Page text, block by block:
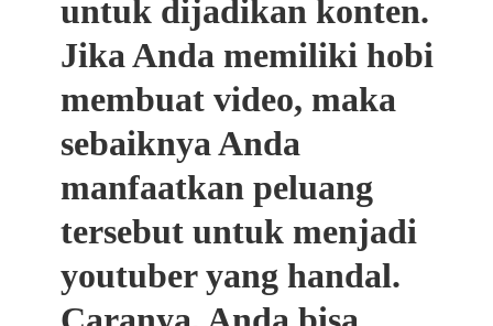
untuk dijadikan konten.
Jika Anda memiliki hobi
membuat video, maka
sebaiknya Anda
manfaatkan peluang
tersebut untuk menjadi
youtuber yang handal.